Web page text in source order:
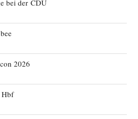
bei der CDU
2026
Hbf